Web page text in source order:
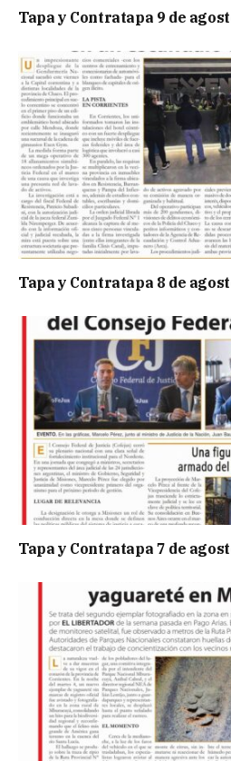
Tapa y Contratapa 9 de
Tapa y Contratapa 8 de
Tapa y Contratapa 7 de